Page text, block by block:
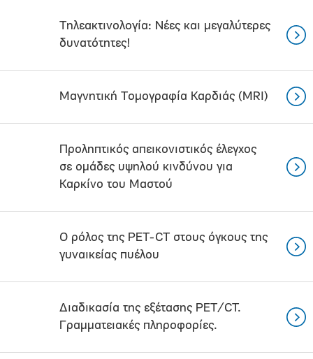
Τηλεακτινολογία: Νέες και μεγαλύτερες
δυνατότητες!
Μαγνητική Τομογραφία Καρδιάς (MRI)
Προληπτικός απεικονιστικός έλεγχος
σε ομάδες υψηλού κινδύνου για
Καρκίνο του Μαστού
Ο ρόλος της PET-CT στους όγκους της
γυναικείας πυέλου
Διαδικασία της εξέτασης PET/CT.
Γραμματειακές πληροφορίες.